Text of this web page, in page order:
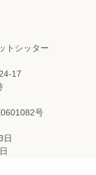
トシッター
17
号
日